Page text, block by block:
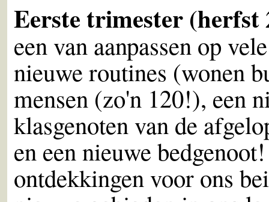
Eerste trimester
een van aanpassen op
nieuwe routines (wonen
mensen (zo'n 120!), een
klasgenoten van de
en een nieuwe
ontdekkingen voor ons